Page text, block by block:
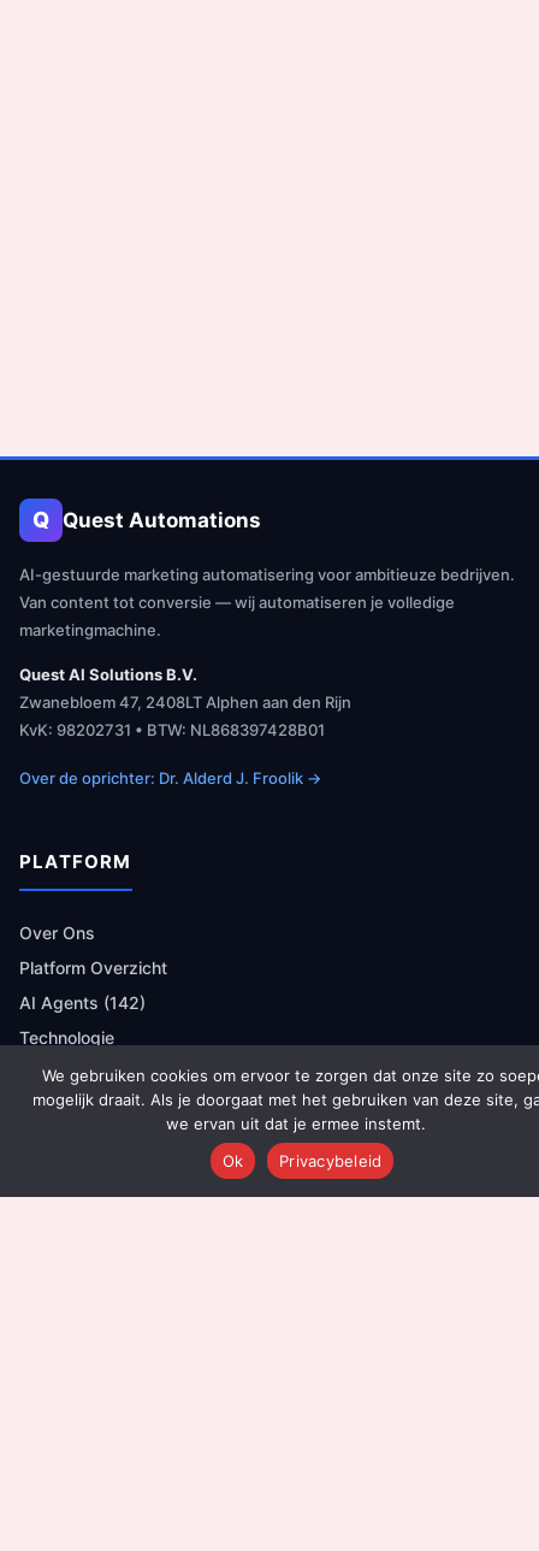
Q Quest Automations
AI-gestuurde marketing automatisering voor ambitieuze bedrijven.
Van content tot conversie — wij automatiseren je volledige
marketingmachine.
Quest AI Solutions B.V.
Zwanebloem 47, 2408LT Alphen aan den Rijn
KvK: 98202731 • BTW: NL868397428B01
Over de oprichter: Dr. Alderd J. Froolik →
PLATFORM
Over Ons
Platform Overzicht
AI Agents (142)
Technologie
Integraties
Dashboards
We gebruiken cookies om ervoor te zorgen dat onze site zo
mogelijk draait. Als je doorgaat met het gebruiken van deze site,
we ervan uit dat je ermee instemt.
Ok
Privacybeleid